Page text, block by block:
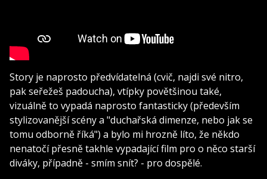
Story je naprosto předvídatelná (cvič, najdi své nitro,
pak seřežeš padoucha), vtípky povětšinou také,
vizuálně to vypadá naprosto fantasticky (především
stylizovanější scény a "duchařská dimenze, nebo jak se
tomu odborně říká") a bylo mi hrozně líto, že někdo
nenatočí přesně takhle vypadající film pro o něco starší
diváky, případně - smím snít? - pro dospělé.